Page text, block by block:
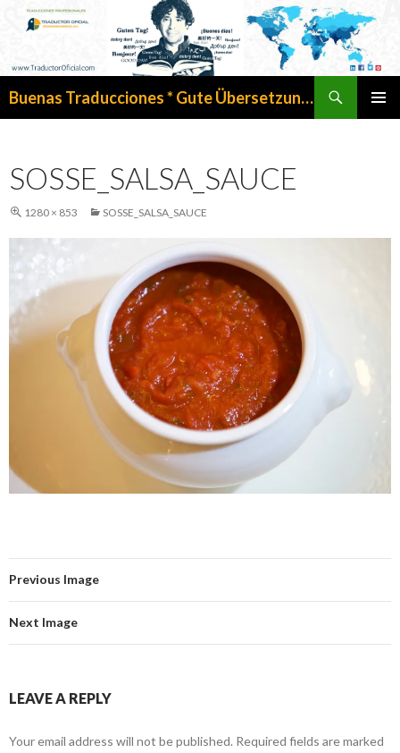
Buenas Traducciones * Gute Übersetzungen
SOSSE_SALSA_SAUCE
1280 × 853 SOSSE_SALSA_SAUCE
Previous Image
Next Image
LEAVE A REPLY
Your email address will not be published. Required fields are marked